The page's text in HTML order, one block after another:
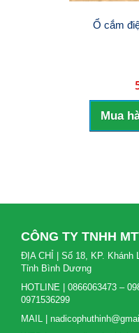
Ổ cắm
Mua
CÔNG TY TNHH
ĐỊA CHỈ | Số 18, KP. Khánh
Tỉnh Bình Dương
HOTLINE | 0866063473 –
0971536299
MAIL |